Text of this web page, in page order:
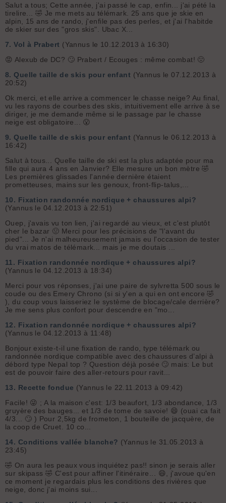
Salut a tous; Cette année, j'ai passé le cap, enfin... j'ai pété la
tirelire... 🤣 Je me mets au télémark. 25 ans que je skie en
alpin, 15 ans de rando, j'enfile pas des perles, et j'ai l'habitde
de skier sur des "gros skis". Ubac X...
7.Vol à Prabert (Yannus le 10.12.2013 à 16:30)
😡 Alexub de DC? 🙄 Prabert / Ecouges : même combat! 🤢
8. Quelle taille de skis pour enfant (Yannus le 07.12.2013 à
20:52)
Ok merci, et elle arrive a commencer le chasse neige? Au final,
vu les rayons de courbes des skis, intuitivement elle arrive à se
diriger, je me demande même si le passage par le chasse
neige est obligatoire... 😮
9. Quelle taille de skis pour enfant (Yannus le 06.12.2013 à
16:42)
Salut à tous... Quelle taille de ski est la plus adaptée pour ma
fille qui aura 4 ans en Janvier? Elle mesure un bon mètre 🤣
Les premières glissades l'année dernière étaient
prometteuses, mains sur les genoux, front-flip-talus,...
10. Fixation randonnée nordique + chaussures alpi?
(Yannus le 04.12.2013 à 22:51)
Ouep, j'avais vu ton lien, j'ai regardé au vieux, et c'est plutôt
cher le bazar 🤢 Merci pour les précisions de "l'avant du
pied"... Je n'ai malheureusement jamais eu l'occasion de tester
du vrai matos de télémark... mais je me doutais ...
11. Fixation randonnée nordique + chaussures alpi?
(Yannus le 04.12.2013 à 18:34)
Merci pour vos réponses, j'ai une paire de sylvretta 500 sous le
coude ou des Emery Chrono (si si y'en a qui en ont encore 🤣
), du coup vous laisseriez le système de blocage/cale derrière?
Je me sens plus confort pour descendre en "mo...
12. Fixation randonnée nordique + chaussures alpi?
(Yannus le 04.12.2013 à 11:48)
Bonjour existe-t-il une fixation de rando, type télémark ou
randonnée nordique compatible avec des chaussures d’alpi à
débord type Nepal top ? Question déjà posée 🙄 mais: Le but
est de pouvoir faire des aller-retours pour ravit...
13. Recette fondue (Yannus le 22.11.2013 à 09:42)
Facile! 😜 ; A la maison c'est: 1/3 beaufort, 1/3 abondance, 1/3
gruyère des bauges... et 1/3 de tome de savoie! 😄 (ouai ca fait
4/3... 🙄 ) Pour 2,5kg de frometon, 1 bouteille de jacquère, de
la coop de Cruet. 10 co...
14. Conditions vallée blanche? (Yannus le 31.05.2013 à
23:45)
🤣 On aura les peaux vous inquiétez pas!! sinon je serais aller
sur skipass 🤣 C'est pour affiner l'itinéraire... 😄, j'avoue qu'en
ce moment je regardais plus les conditions des rivières que
neige, donc j'ai moins sui...